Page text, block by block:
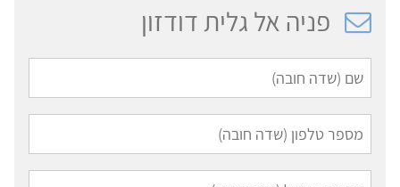
פניה אל גלית דודזון